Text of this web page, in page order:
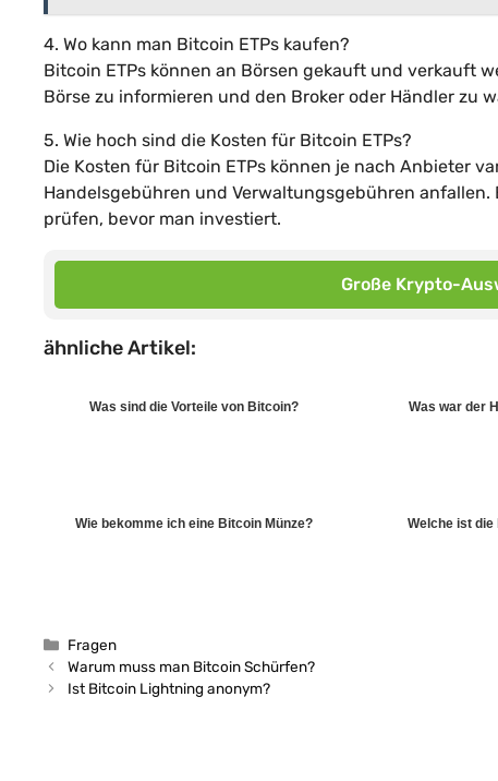
4. Wo kann man Bitcoin ETPs kaufen?
Bitcoin ETPs können an Börsen gekauft und verkauft
Börse zu informieren und den Broker oder Händler zu
5. Wie hoch sind die Kosten für Bitcoin ETPs?
Die Kosten für Bitcoin ETPs können je nach Anbieter
Handelsgebühren und Verwaltungsgebühren
prüfen, bevor man investiert.
Große Krypto-
ähnliche Artikel:
Was sind die Vorteile von Bitcoin? Was war der
Wie bekomme ich eine Bitcoin Münze? Welche ist
Kategorien
Fragen
Warum muss man Bitcoin Schürfen?
Ist Bitcoin Lightning anonym?